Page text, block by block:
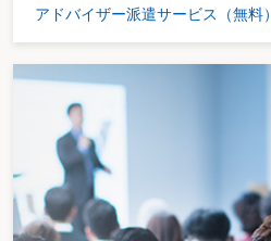
アドバイザー派遣サービス（無料）